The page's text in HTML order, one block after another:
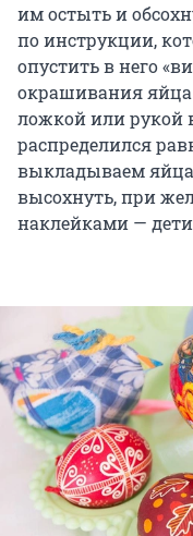
им остыть и
по инструкции,
опустить в него
окрашивания яйца
ложкой или рукой
распределился
выкладываем
высохнуть, при
наклейками —